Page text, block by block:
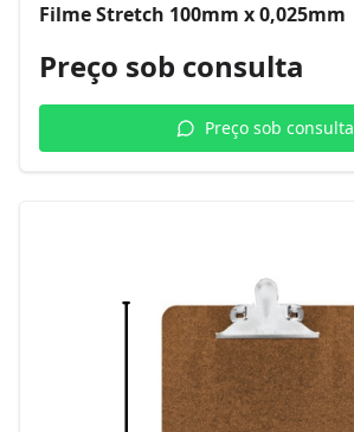
Filme Stretch 100mm x 0,025mm
Preço sob consulta
Preço sob consulta